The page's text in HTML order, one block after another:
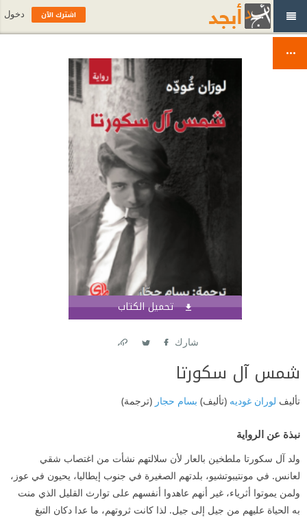
تحميل الكتاب
شارك
شمس آل سكورتا
تأليف لوران غوديه (تأليف) بسام حجار (ترجمة)
نبذة عن الرواية
ولد آل سكورتا ملطخين بالعار لأن سلالتهم نشأت من اغتصاب شقي
لعانس. في مونتيبوتشيو، بلدتهم الصغيرة في جنوب إيطاليا، يحيون في عوز،
ولمن يموتوا أثرياء، غير أنهم عاهدوا أنفسهم على توارث القليل الذي منت
به الحياة عليهم من جيل إلى جيل. لذا كانت ثروتهم، ما عدا دكان التبغ
اشترك الآن دخول